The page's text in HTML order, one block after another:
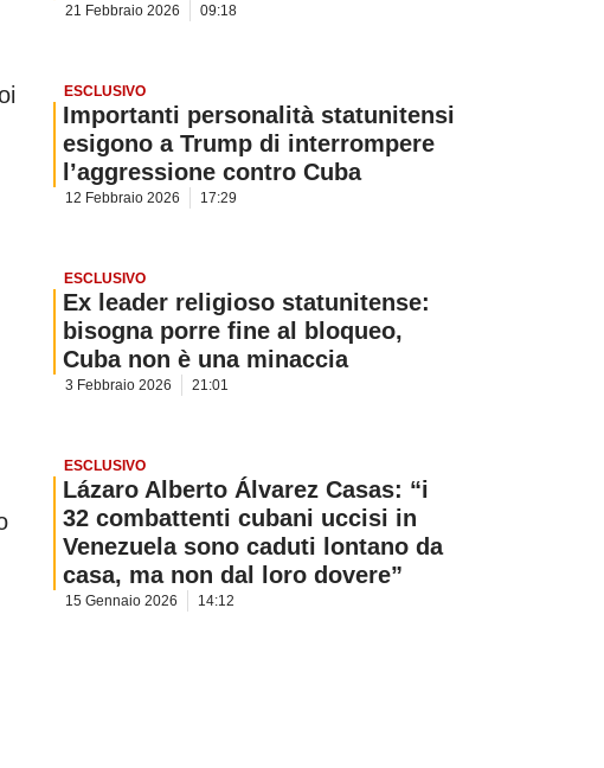
21 Febbraio 2026 09:18
ESCLUSIVO
Importanti personalità statunitensi
esigono a Trump di interrompere
l’aggressione contro Cuba
12 Febbraio 2026 17:29
ESCLUSIVO
Ex leader religioso statunitense:
bisogna porre fine al bloqueo,
Cuba non è una minaccia
3 Febbraio 2026 21:01
ESCLUSIVO
Lázaro Alberto Álvarez Casas: “i
32 combattenti cubani uccisi in
Venezuela sono caduti lontano da
casa, ma non dal loro dovere”
15 Gennaio 2026 14:12